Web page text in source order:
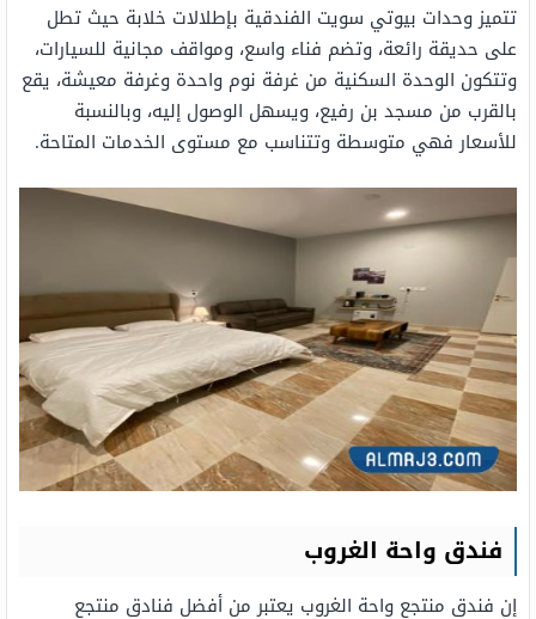
تتميز وحدات بيوتي سويت الفندقية بإطلالات خلابة حيث تطل
على حديقة رائعة، وتضم فناء واسع، ومواقف مجانية للسيارات،
وتتكون الوحدة السكنية من غرفة نوم واحدة وغرفة معيشة، يقع
بالقرب من مسجد بن رفيع، ويسهل الوصول إليه، وبالنسبة
للأسعار فهي متوسطة وتتناسب مع مستوى الخدمات المتاحة.
فندق واحة الغروب
إن فندق منتجع واحة الغروب يعتبر من أفضل فنادق منتجع